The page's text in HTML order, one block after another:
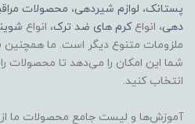
پستانک، لوازم شیردهی، محصولات
دهی، انواعکرم های ضد ترک، انواع
ملزومات متنوع دیگر است. ما
شما این امکان را می‌دهد تا
انتخاب کنید.
آموزش‌ها و لیست جامع محصولات ما از